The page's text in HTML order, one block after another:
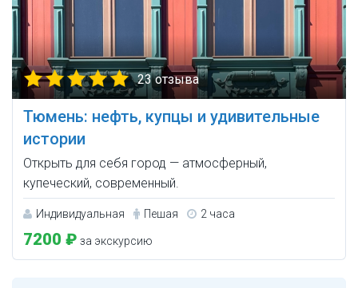
23 отзыва
Тюмень: нефть, купцы и удивительные
истории
Открыть для себя город — атмосферный,
купеческий, современный.
Индивидуальная Пешая 2 часа
7200 ₽ за экскурсию